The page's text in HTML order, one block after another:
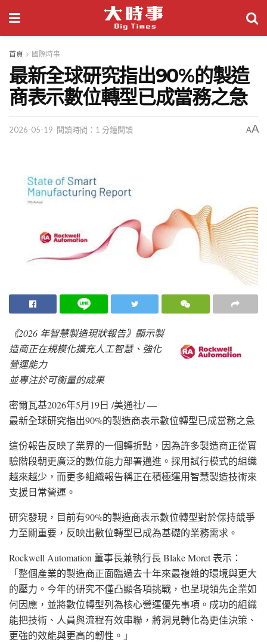
首頁 國際時事
最新全球研究指出90%的製造
商表示數位轉型已成當務之急
2026-05-19 閱讀時間：1 分鐘閱讀 AA
《2026 年智慧製造現狀報告》顯示製
造商正在規模化擴充人工智慧、強化
營運能力
並專注於可衡量的成果
密爾瓦基2026年5月19日 /美通社/ —
最新全球研究指出90%的製造商表示數位轉型已成當務之急
這份報告反映了業界的一個轉折點，因為許多製造商正從實
驗階段朝更廣泛的數位能力部署邁進。採用試行模式的組織
越來越少，而更多組織報告稱正在積極運用智慧製造技術來
支援日常營運。
研究發現，目前有90%的製造商表示數位轉型對於保持競爭
力至關重要，反映出數位轉型已成為基礎的業務需求。
Rockwell Automation 董事長兼執行長 Blake Moret 表示：
「整個產業的製造商正面臨過去十年來最複雜的環境與更大
的壓力。今年的研究不僅凸顯各項挑戰，也呈現領先企業如
何因應，並將數位轉型列為核心營運優先事項。成功的組織
能把技術、人員與流程有效串聯，將洞見轉化為更佳決策、
更強的效能與更高的韌性。」